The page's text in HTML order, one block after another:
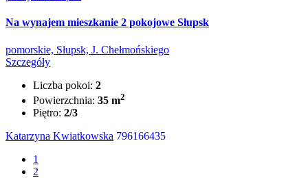
Na wynajem mieszkanie 2 pokojowe Słupsk
pomorskie, Słupsk, J. Chełmońskiego
Szczegóły
Liczba pokoi: 2
Powierzchnia: 35 m2
Piętro: 2/3
Katarzyna Kwiatkowska 796166435
1
2